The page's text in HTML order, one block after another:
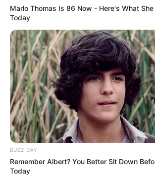
Marlo Thomas Is 86 Now - Here's What
Today
BUZZ DAY
Remember Albert? You Better Sit Down
Today